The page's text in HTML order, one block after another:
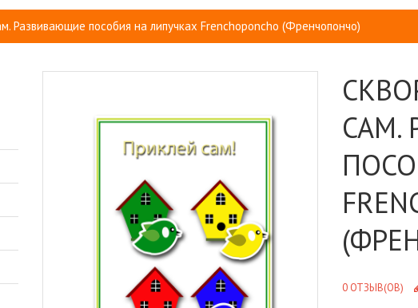
Развивающие пособия на липучках Frenchoponcho (Френчопончо)
САМ.
0 ОТЗЫВ(ОВ)